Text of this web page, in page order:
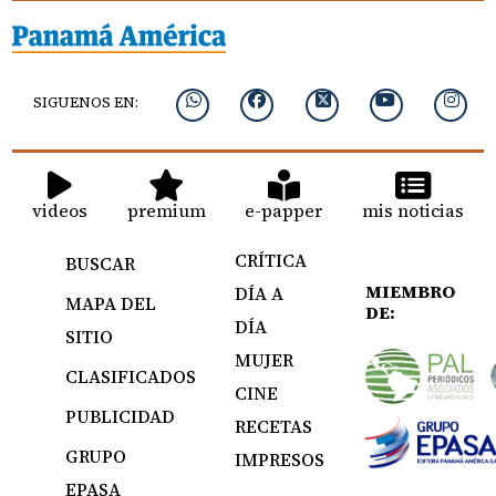
SIGUENOS EN:
videos premium e-papper mis noticias
BUSCAR
MAPA DEL
SITIO
CLASIFICADOS
PUBLICIDAD
GRUPO
EPASA
CRÍTICA
DÍA A
DÍA
MUJER
CINE
RECETAS
IMPRESOS
MIEMBRO
DE: